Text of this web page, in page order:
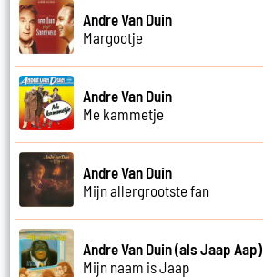
Andre Van Duin
Margootje
Andre Van Duin
Me kammetje
Andre Van Duin
Mijn allergrootste fan
Andre Van Duin (als Jaap Aap)
Mijn naam is Jaap